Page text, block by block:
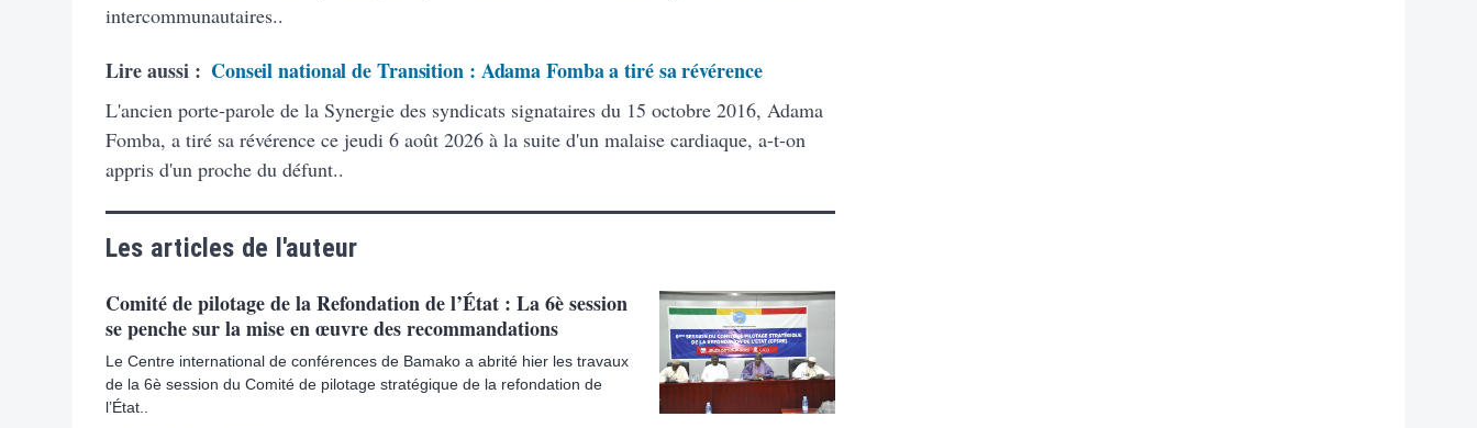
intercommunautaires..
Lire aussi : Conseil national de Transition : Adama Fomba a tiré sa révérence
L'ancien porte-parole de la Synergie des syndicats signataires du 15 octobre 2016, Adama
Fomba, a tiré sa révérence ce jeudi 6 août 2026 à la suite d'un malaise cardiaque, a-t-on
appris d'un proche du défunt..
Les articles de l'auteur
Comité de pilotage de la Refondation de l’État : La 6è session
se penche sur la mise en œuvre des recommandations
Le Centre international de conférences de Bamako a abrité hier les travaux
de la 6è session du Comité de pilotage stratégique de la refondation de
l’État..